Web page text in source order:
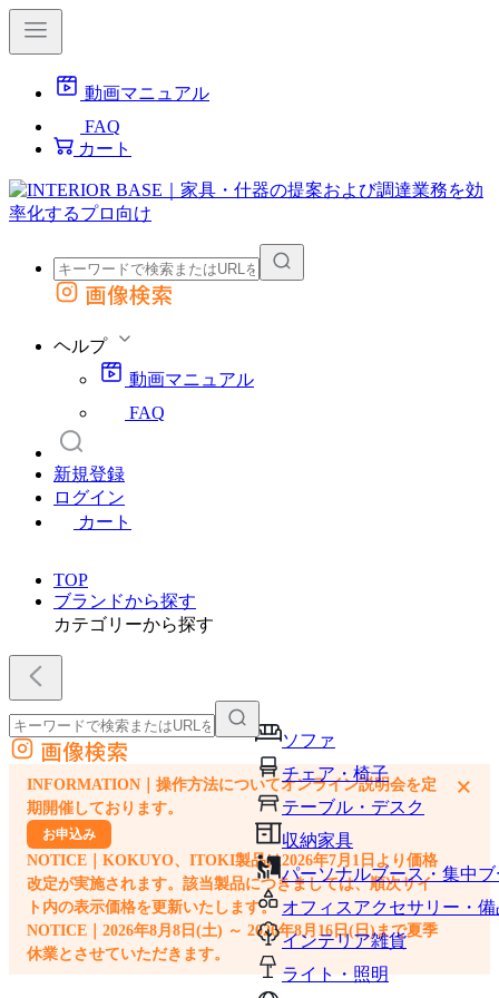
動画マニュアル
FAQ
カート
外部サイトの商品をカートに追加
画像検索
ヘルプ
動画マニュアル
FAQ
新規登録
ログイン
カート
TOP
ブランドから探す
カテゴリーから探す
ソファ
チェア・椅子
テーブル・デスク
収納家具
パーソナルブース・集中
オフィスアクセサリー・備
インテリア雑貨
ライト・照明
外部サイトの商品をカートに追加
他のサイトで見つけた商品ページのURLを貼り付けて、カートに追加できます
画像検索
INFORMATION｜操作方法についてオンライン説明会を定
期開催しております。
お申込み
NOTICE｜KOKUYO、ITOKI製品は2026年7月1日より価格
改定が実施されます。該当製品につきましては、順次サイ
ト内の表示価格を更新いたします。
NOTICE｜2026年8月8日(土) ～ 2026年8月16日(日)まで夏季
休業とさせていただきます。
×